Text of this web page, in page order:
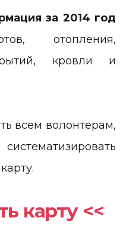
за 2014 год
отопления,
кровли и
всем волонтерам,
карту <<